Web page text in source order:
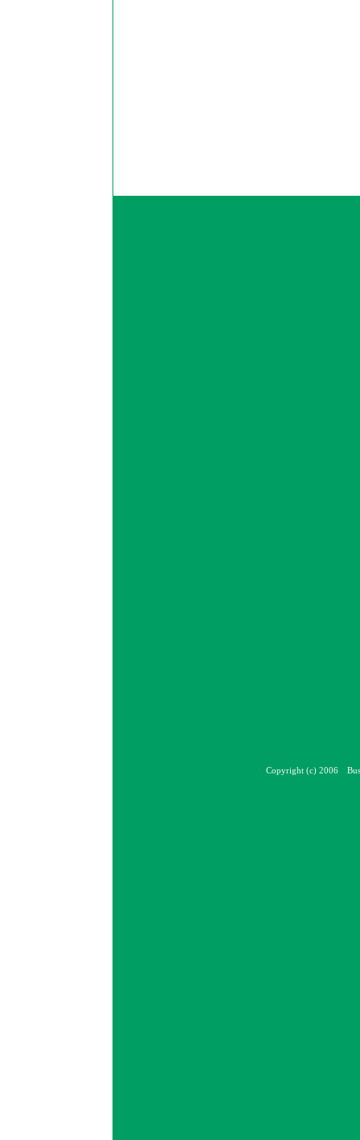
Copyright (c) 2006